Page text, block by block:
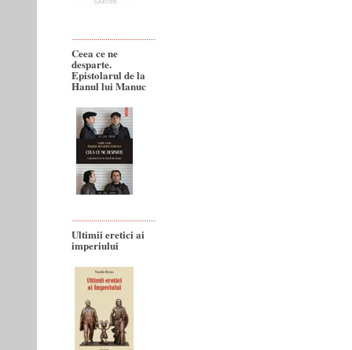
Ceea ce ne
desparte.
Epistolarul de la
Hanul lui Manuc
Ultimii eretici ai
imperiului